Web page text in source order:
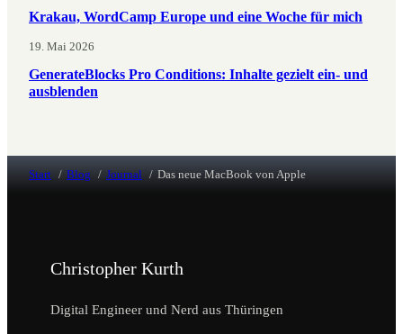
Krakau, WordCamp Europe und eine Woche für mich
19. Mai 2026
GenerateBlocks Pro Conditions: Inhalte gezielt ein- und
ausblenden
Start Blog Journal Das neue MacBook von Apple
Christopher Kurth
Digital Engineer und Nerd aus Thüringen